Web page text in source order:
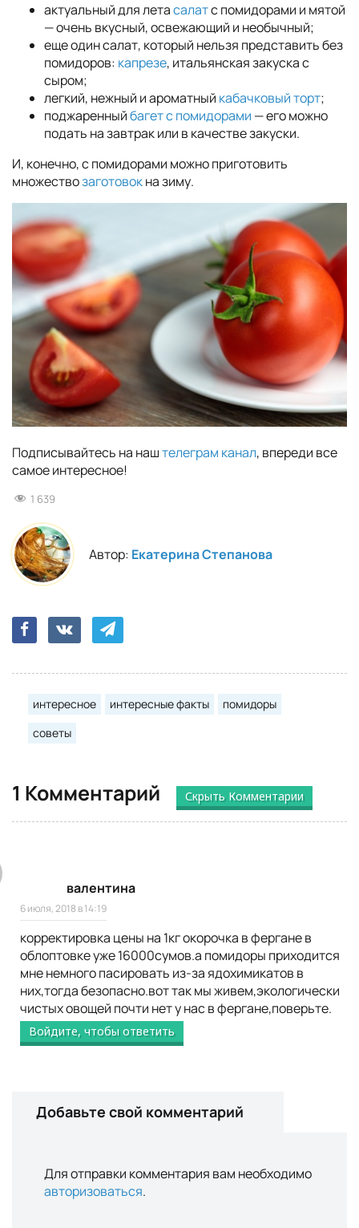
актуальный для летасалатс помидорами и мятой
— очень вкусный, освежающий и необычный;
еще один салат, который нельзя представить без
помидоров: капрезе, итальянская закуска с
сыром;
легкий, нежный и ароматный кабачковый торт;
поджаренныйбагет с помидорами — его можно
подать на завтрак или в качестве закуски.
И, конечно, с помидорами можно приготовить
множествозаготовокна зиму.
Подписывайтесь на наштелеграм канал, впереди все
самое интересное!
1 639
Автор: Екатерина Степанова
интересное интересные факты
помидоры
советы
1 Комментарий Скрыть Комментарии
валентина
6 июля, 2018 в 14:19
корректировка цены на 1кг окорочка в фергане в
облоптовке уже 16000сумов.а помидоры приходится
мне немного пасировать из-за ядохимикатов в
них,тогда безопасно.вот так мы живем,экологически
чистых овощей почти нет у нас в фергане,поверьте.
Войдите, чтобы ответить
Добавьте свой комментарий
Для отправки комментария вам необходимо
авторизоваться.